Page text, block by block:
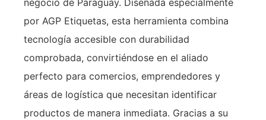
por AGP Etiquetas, esta herramienta combina
tecnología accesible con durabilidad
comprobada, convirtiéndose en el aliado
perfecto para comercios, emprendedores y
áreas de logística que necesitan identificar
productos de manera inmediata. Gracias a su